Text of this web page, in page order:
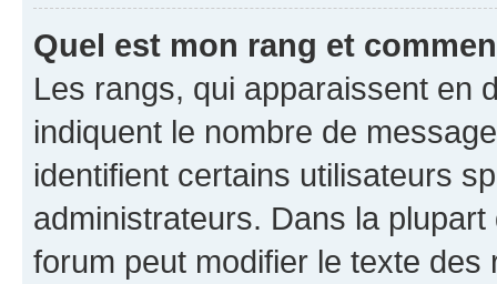
Quel est mon rang et
Les rangs, qui apparaissent en
indiquent le nombre de
identifient certains utilisateurs
administrateurs. Dans la
forum peut modifier le texte